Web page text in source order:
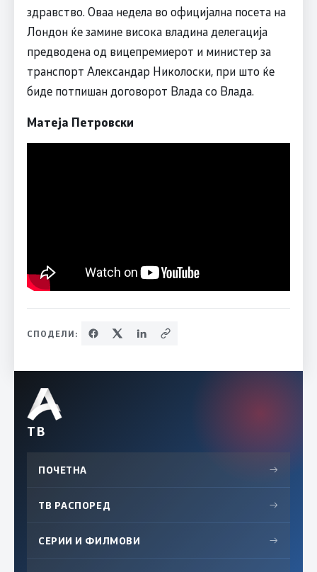
здравство. Оваа недела во официјална посета на
Лондон ќе замине висока владина делегација
предводена од вицепремиерот и министер за
транспорт Александар Николоски, при што ќе
биде потпишан договорот Влада со Влада.
Матеја Петровски
СПОДЕЛИ:
ТВ
ПОЧЕТНА →
ТВ РАСПОРЕД →
СЕРИИ И ФИЛМОВИ →